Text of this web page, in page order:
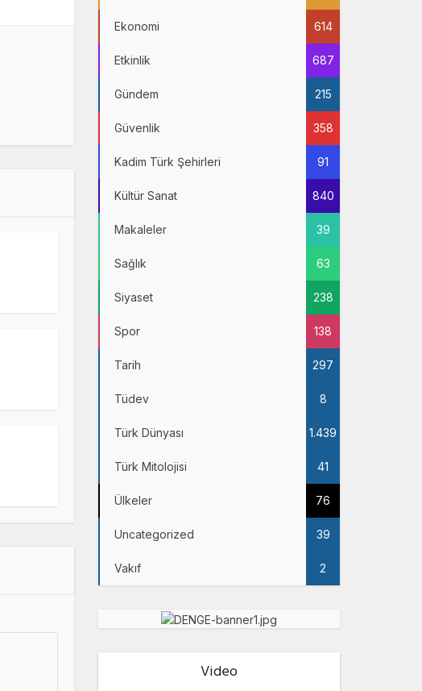
Ekonomi 614
Etkinlik 687
Gündem 215
Güvenlik 358
Kadim Türk Şehirleri 91
Kültür Sanat 840
Makaleler 39
Sağlık 63
Siyaset 238
Spor 138
Tarih 297
Tüdev 8
Türk Dünyası 1.439
Türk Mitolojisi 41
Ülkeler 76
Uncategorized 39
Vakıf 2
Video